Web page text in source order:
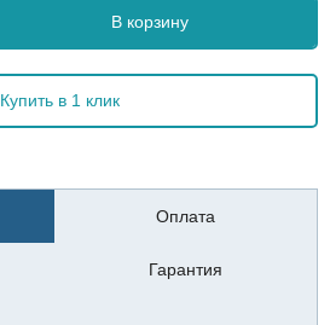
В корзину
Купить в 1 клик
Оплата
Гарантия